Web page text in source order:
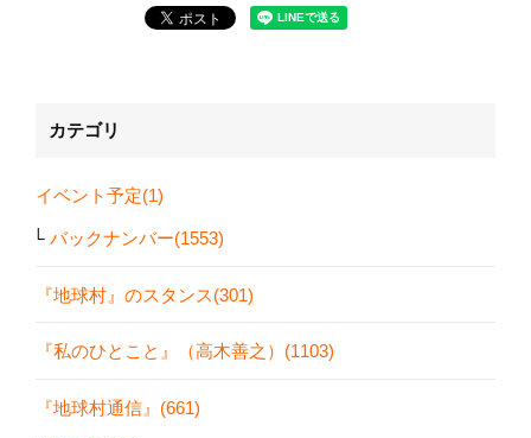
カテゴリ
イベント予定(1)
バックナンバー(1553)
『地球村』のスタンス(301)
『私のひとこと』（高木善之）(1103)
『地球村通信』(661)